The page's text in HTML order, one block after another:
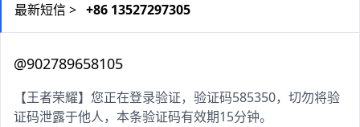
最新短信 > +86 13527297305
@902789658105
【王者荣耀】您正在登录验证，验证码585350，切勿将验
证码泄露于他人，本条验证码有效期15分钟。